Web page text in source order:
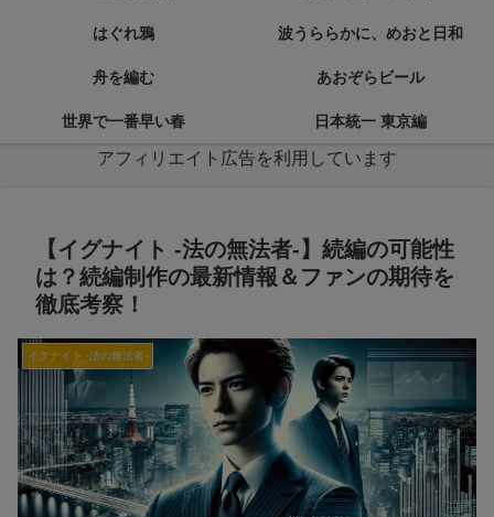
はぐれ鴉 波うららかに、めおと日和
舟を編む あおぞらビール
世界で一番早い春 日本統一 東京編
アフィリエイト広告を利用しています
【イグナイト -法の無法者-】続編の可能性
は？続編制作の最新情報＆ファンの期待を
徹底考察！
イグナイト -法の無法者-